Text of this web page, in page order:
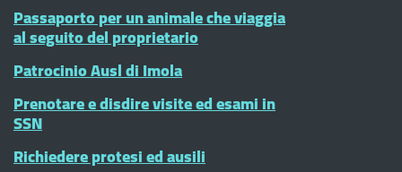
Passaporto per un animale che viaggia
al seguito del proprietario
Patrocinio Ausl di Imola
Prenotare e disdire visite ed esami in
SSN
Richiedere protesi ed ausili